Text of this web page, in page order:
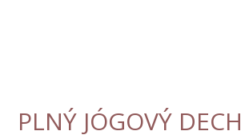
PLNÝ JÓGOVÝ DECH